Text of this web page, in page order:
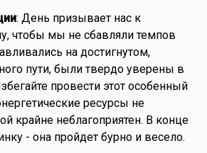
: День призывает нас к
чтобы мы не сбавляли темпов
на достигнутом,
пути, были твердо уверены в
провести этот особенный
ресурсы не
крайне неблагоприятен. В конце
- она пройдет бурно и весело.